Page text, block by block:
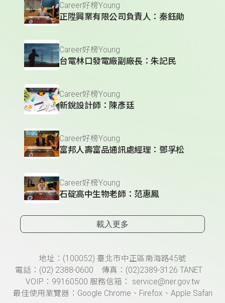
Career好榜Young
正陞興業有限公司負責人：秦鈺勛
Career好榜Young
台電林口發電廠副廠長：朱記民
Career好榜Young
新銳設計師：陳彥廷
Career好榜Young
富邦人壽富品通訊處經理：鄧孚松
Career好榜Young
石碇高中生物老師：范惠鳳
載入更多
頁尾資訊地址：(100052) 臺北市中正區南海路45號
電話：(02) 2388-0600 傳真：(02)2389-3126 TANET
VOIP：99160500 服務信箱： service@ner.gov.tw
最佳使用瀏覽器：Google Chrome、Firefox、Apple Safari